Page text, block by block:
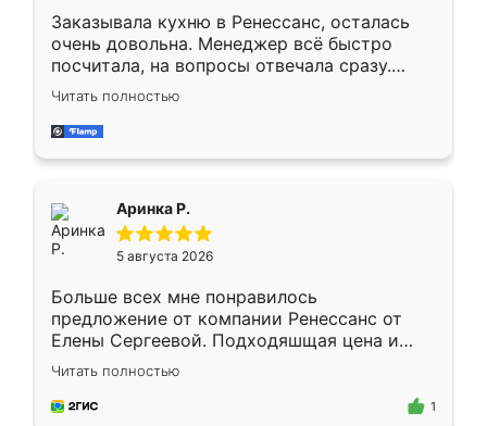
Заказывала кухню в Ренессанс, осталась
очень довольна. Менеджер всё быстро
посчитала, на вопросы отвечала сразу.
Замерщик приехал в субботу, подошёл к
делу со всей ответственностью. Собрали
за день, ребята работали аккуратно, даже
Читать полностью
Аринка Р.
5 августа 2026
Больше всех мне понравилось
предложение от компании Ренессанс от
Елены Сергеевой. Подходяшщая цена и
короткие сроки изготовления. Приехавший
для замера сотрудник Владислав
предложил по моему эскизу самый
Читать полностью
1